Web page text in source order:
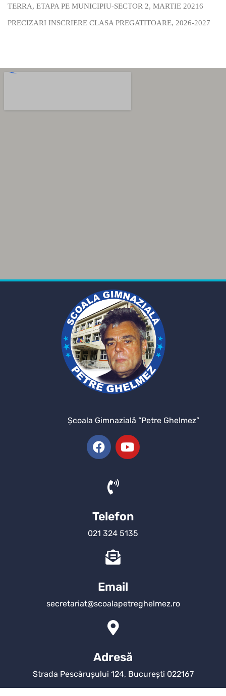
TERRA, ETAPA PE MUNICIPIU-SECTOR 2, MARTIE 20216
PRECIZARI INSCRIERE CLASA PREGATITOARE, 2026-2027
Şcoala Gimnazială “Petre Ghelmez”
Telefon
021 324 5135
Email
secretariat@scoalapetreghelmez.ro
Adresă
Strada Pescărușului 124, București 022167